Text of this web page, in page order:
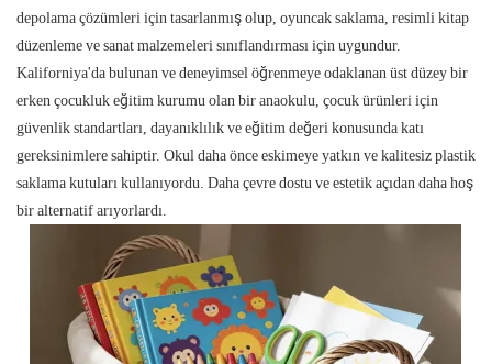
depolama çözümleri için tasarlanmış olup, oyuncak saklama, resimli kitap
düzenleme ve sanat malzemeleri sınıflandırması için uygundur.
Kaliforniya'da bulunan ve deneyimsel öğrenmeye odaklanan üst düzey bir
erken çocukluk eğitim kurumu olan bir anaokulu, çocuk ürünleri için
güvenlik standartları, dayanıklılık ve eğitim değeri konusunda katı
gereksinimlere sahiptir. Okul daha önce eskimeye yatkın ve kalitesiz plastik
saklama kutuları kullanıyordu. Daha çevre dostu ve estetik açıdan daha hoş
bir alternatif arıyorlardı.